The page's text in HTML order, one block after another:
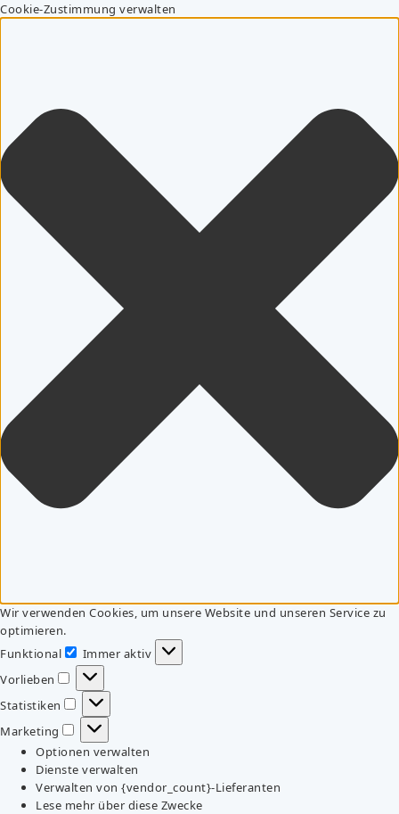
Cookie-Zustimmung verwalten
Wir verwenden Cookies, um unsere Website und unseren Service zu
optimieren.
Funktional
Funktional
Immer aktiv
Vorlieben
Vorlieben
Statistiken
Statistiken
Marketing
Marketing
Optionen verwalten
Dienste verwalten
Verwalten von {vendor_count}-Lieferanten
Lese mehr über diese Zwecke